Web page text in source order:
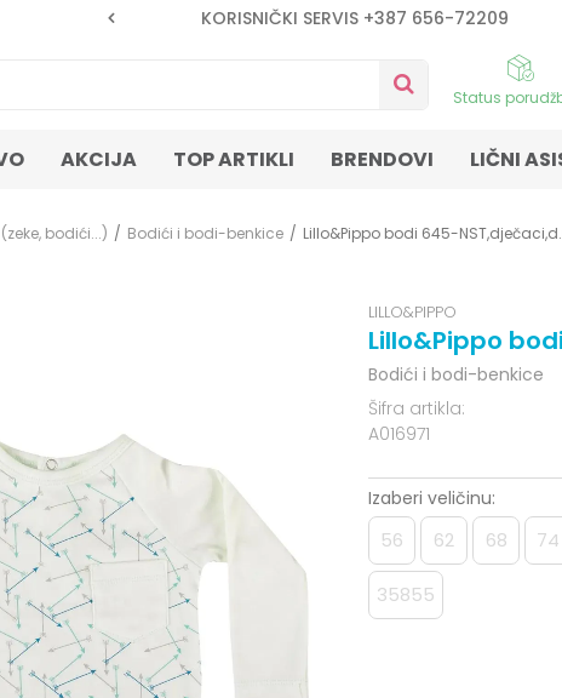
KORISNIČKI SERVIS +387 656-72209
Status
AKCIJA TOP ARTIKLI BRENDOVI LIČNI
bodići...) Bodići i bodi-benkice Lillo&Pippo bodi 645-
LILLO&PIPPO
Lillo&Pippo
Bodići i bodi-benkice
Šifra artikla:
A016971
Izaberi veličinu:
56 62 68 74
35855